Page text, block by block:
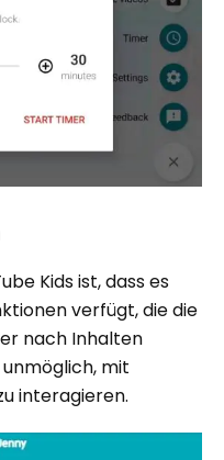
Kids ist, dass es
verfügt, die die
nach Inhalten
mit
interagieren.